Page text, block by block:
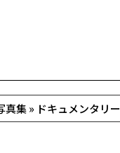
真集 » ドキュメンタリー